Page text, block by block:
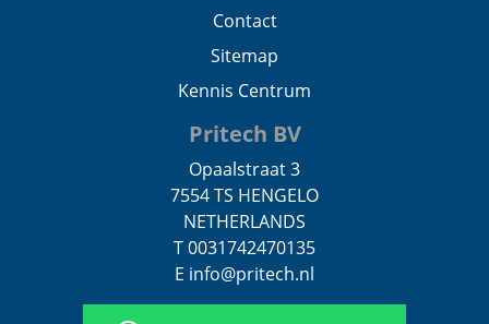
Contact
Sitemap
Kennis Centrum
Pritech BV
Opaalstraat 3
7554 TS HENGELO
NETHERLANDS
T 0031742470135
E info@pritech.nl